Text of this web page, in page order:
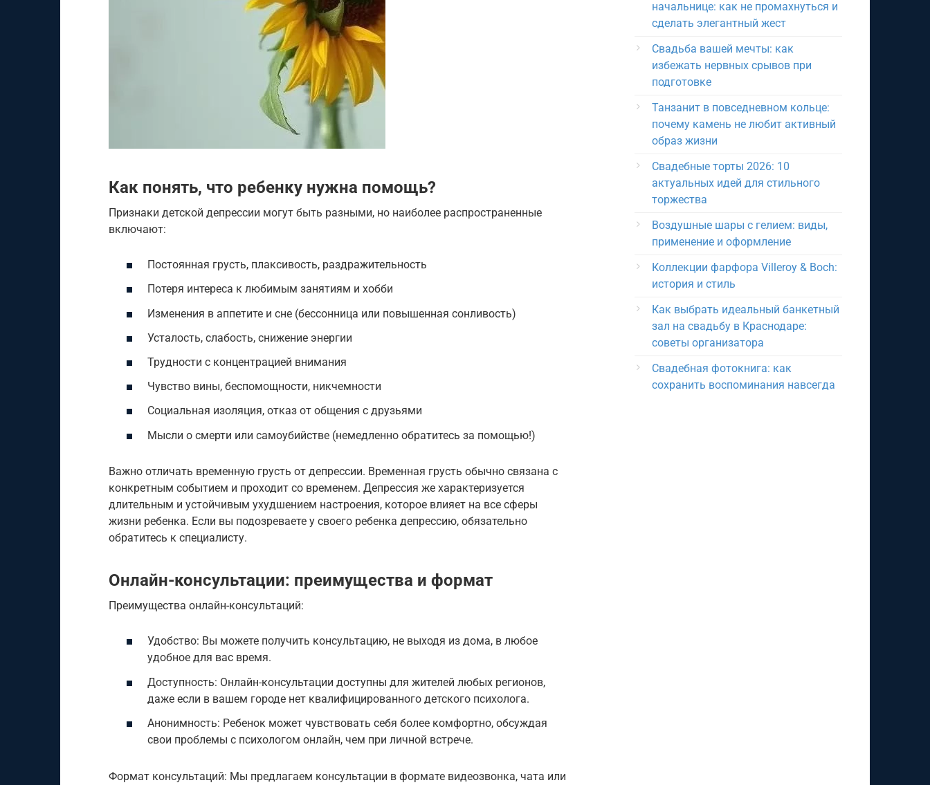
Как понять, что ребенку нужна помощь?
Признаки детской депрессии могут быть разными, но наиболее распространенные
включают:
Постоянная грусть, плаксивость, раздражительность
Потеря интереса к любимым занятиям и хобби
Изменения в аппетите и сне (бессонница или повышенная сонливость)
Усталость, слабость, снижение энергии
Трудности с концентрацией внимания
Чувство вины, беспомощности, никчемности
Социальная изоляция, отказ от общения с друзьями
Мысли о смерти или самоубийстве (немедленно обратитесь за помощью!)
Важно отличать временную грусть от депрессии. Временная грусть обычно связана с
конкретным событием и проходит со временем. Депрессия же характеризуется
длительным и устойчивым ухудшением настроения, которое влияет на все сферы
жизни ребенка. Если вы подозреваете у своего ребенка депрессию, обязательно
обратитесь к специалисту.
Онлайн-консультации: преимущества и формат
Преимущества онлайн-консультаций:
Удобство: Вы можете получить консультацию, не выходя из дома, в любое
удобное для вас время.
Доступность: Онлайн-консультации доступны для жителей любых регионов,
даже если в вашем городе нет квалифицированного детского психолога.
Анонимность: Ребенок может чувствовать себя более комфортно, обсуждая
свои проблемы с психологом онлайн, чем при личной встрече.
Формат консультаций: Мы предлагаем консультации в формате видеозвонка, чата или
начальнице: как не промахнуться и
сделать элегантный жест
Свадьба вашей мечты: как
избежать нервных срывов при
подготовке
Танзанит в повседневном кольце:
почему камень не любит активный
образ жизни
Свадебные торты 2026: 10
актуальных идей для стильного
торжества
Воздушные шары с гелием: виды,
применение и оформление
Коллекции фарфора Villeroy & Boch:
история и стиль
Как выбрать идеальный банкетный
зал на свадьбу в Краснодаре:
советы организатора
Свадебная фотокнига: как
сохранить воспоминания навсегда